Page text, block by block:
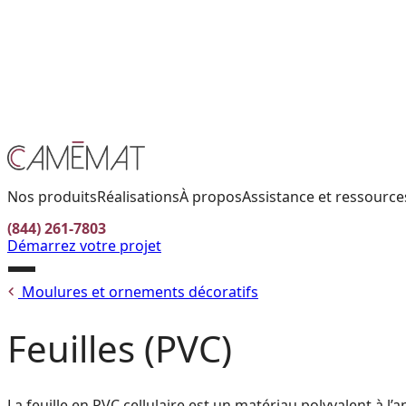
Nos produitsRéalisationsÀ proposAssistance et
(844) 261-7803
Démarrez votre projet
Ouvrir
le
Moulures et ornements décoratifs
Feuilles (PVC)